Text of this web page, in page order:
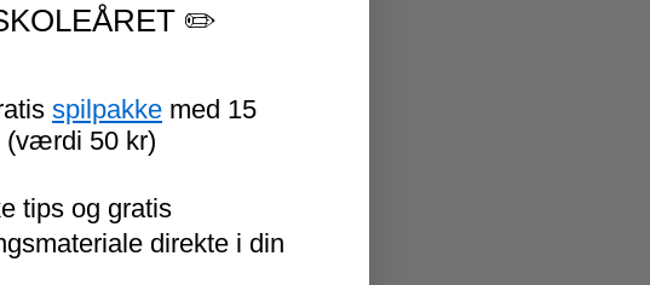
✏️
spilpakke med 15
50 kr)
tips og gratis
direkte i din